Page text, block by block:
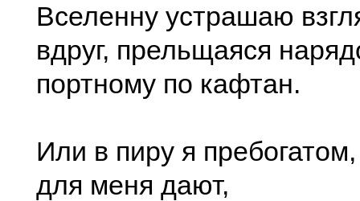
Вселенну устрашаю
вдруг, прельщаяся
портному по кафтан.
Или в пиру я
для меня дают,